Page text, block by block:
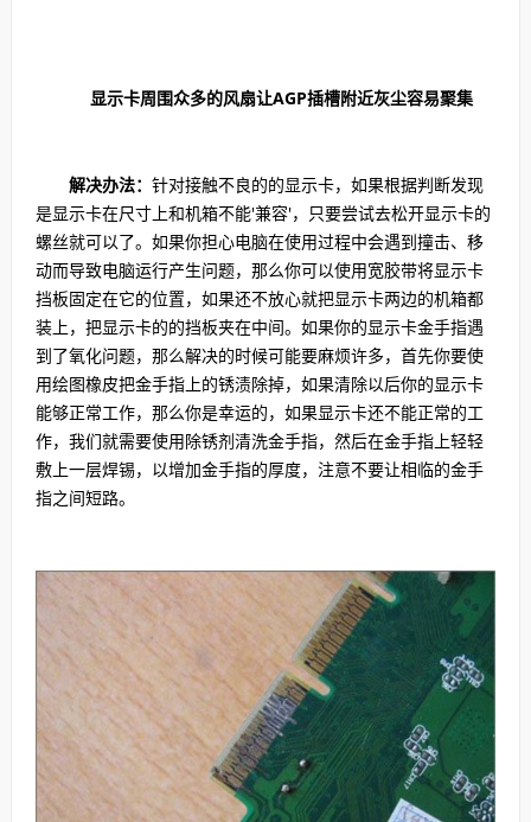
显示卡周围众多的风扇让AGP插槽附近灰尘容易聚集
解决办法： 针对接触不良的的显示卡，如果根据判断发现
是显示卡在尺寸上和机箱不能'兼容'，只要尝试去松开显示卡的
螺丝就可以了。如果你担心电脑在使用过程中会遇到撞击、移
动而导致电脑运行产生问题，那么你可以使用宽胶带将显示卡
挡板固定在它的位置，如果还不放心就把显示卡两边的机箱都
装上，把显示卡的的挡板夹在中间。如果你的显示卡金手指遇
到了氧化问题，那么解决的时候可能要麻烦许多，首先你要使
用绘图橡皮把金手指上的锈渍除掉，如果清除以后你的显示卡
能够正常工作，那么你是幸运的，如果显示卡还不能正常的工
作，我们就需要使用除锈剂清洗金手指，然后在金手指上轻轻
敷上一层焊锡，以增加金手指的厚度，注意不要让相临的金手
指之间短路。